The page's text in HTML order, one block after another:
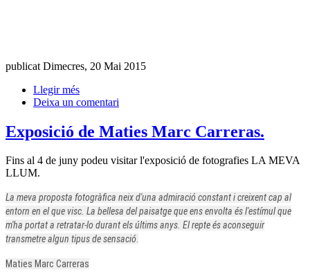
publicat Dimecres, 20 Mai 2015
Llegir més
Deixa un comentari
Exposició de Maties Marc Carreras.
Fins al 4 de juny podeu visitar l'exposició de fotografies LA MEVA
LLUM.
La meva proposta fotogràfica neix d'una admiració constant i creixent cap al
entorn en el que visc. La bellesa del paisatge que ens envolta és l'estímul que
m'ha portat a retratar-lo durant els últims anys. El repte és aconseguir
transmetre algun tipus de sensació.
Maties Marc Carreras